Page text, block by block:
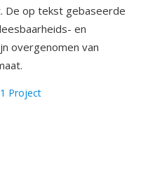
De op tekst gebaseerde
en
overgenomen van
Project